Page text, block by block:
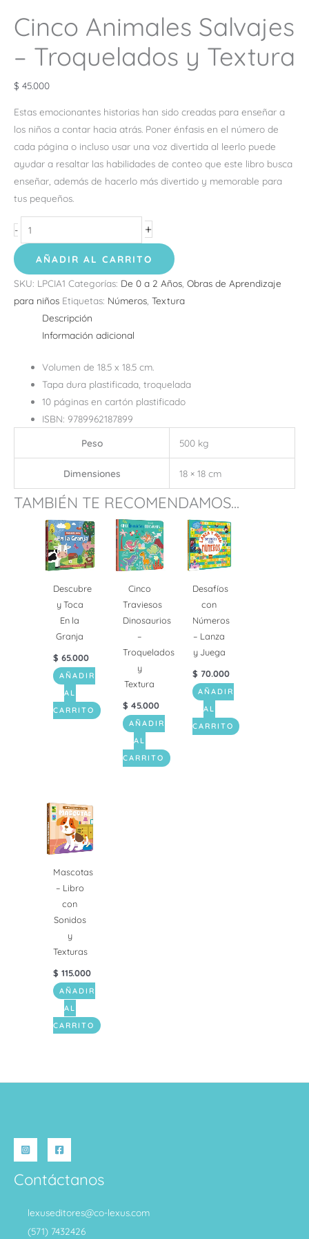
Cinco Animales Salvajes
– Troquelados y Textura
$ 45.000
Estas emocionantes historias han sido creadas para enseñar a
los niños a contar hacia atrás. Poner énfasis en el número de
cada página o incluso usar una voz divertida al leerlo puede
ayudar a resaltar las habilidades de conteo que este libro busca
enseñar, además de hacerlo más divertido y memorable para
tus pequeños.
- +
AÑADIR AL CARRITO
SKU: LPCIA1 Categorías: De 0 a 2 Años, Obras de Aprendizaje
para niños Etiquetas: Números, Textura
Descripción
Información adicional
Volumen de 18.5 x 18.5 cm.
Tapa dura plastificada, troquelada
10 páginas en cartón plastificado
ISBN: 9789962187899
Peso 500 kg
Dimensiones 18 × 18 cm
TAMBIÉN TE RECOMENDAMOS...
Descubre
y Toca
En la
Granja
$ 65.000
AÑADIR
AL
CARRITO
Cinco
Traviesos
Dinosaurios
–
Troquelados
y
Textura
$ 45.000
AÑADIR
AL
CARRITO
Desafíos
con
Números
– Lanza
y Juega
$ 70.000
AÑADIR
AL
CARRITO
Mascotas
– Libro
con
Sonidos
y
Texturas
$ 115.000
AÑADIR
AL
CARRITO
Contáctanos
lexuseditores@co-lexus.com
(571) 7432426